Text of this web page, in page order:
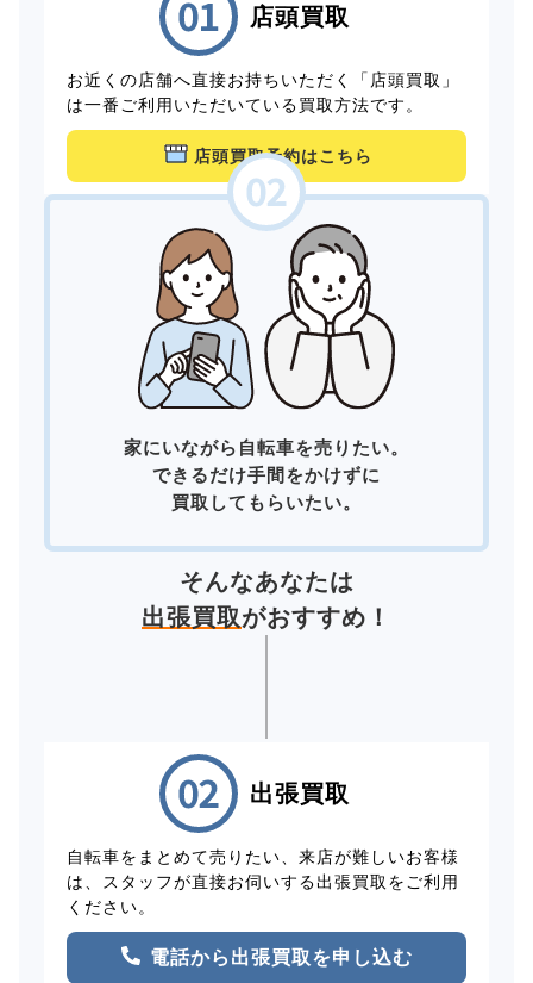
店頭買取
お近くの店舗へ直接お持ちいただく「店頭買取」
は一番ご利用いただいている買取方法です。
店頭買取予約はこちら
家にいながら自転車を売りたい。
できるだけ手間をかけずに
買取してもらいたい。
そんなあなたは
出張買取がおすすめ！
出張買取
自転車をまとめて売りたい、来店が難しいお客様
は、スタッフが直接お伺いする出張買取をご利用
ください。
電話から出張買取を申し込む